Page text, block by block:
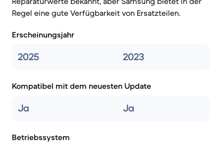
Regel eine gute Verfügbarkeit von Ersatzteilen.
Erscheinungsjahr
2025 2023
Kompatibel mit dem neuesten Update
Ja Ja
Betriebssystem